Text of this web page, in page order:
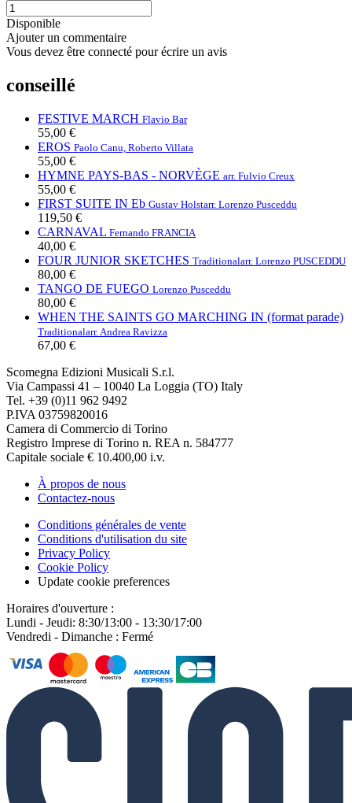
Disponible
Ajouter un commentaire
Vous devez être connecté pour écrire un avis
conseillé
FESTIVE MARCH Flavio Bar
55,00 €
EROS Paolo Canu, Roberto Villata
55,00 €
HYMNE PAYS-BAS - NORVÈGE arr. Fulvio Creux
55,00 €
FIRST SUITE IN Eb Gustav Holstarr. Lorenzo Pusceddu
119,50 €
CARNAVAL Fernando FRANCIA
40,00 €
FOUR JUNIOR SKETCHES Traditionalarr. Lorenzo PUSCEDDU
80,00 €
TANGO DE FUEGO Lorenzo Pusceddu
80,00 €
WHEN THE SAINTS GO MARCHING IN (format parade)
Traditionalarr. Andrea Ravizza
67,00 €
Scomegna Edizioni Musicali S.r.l.
Via Campassi 41 – 10040 La Loggia (TO) Italy
Tel. +39 (0)11 962 9492
P.IVA 03759820016
Camera di Commercio di Torino
Registro Imprese di Torino n. REA n. 584777
Capitale sociale € 10.400,00 i.v.
À propos de nous
Contactez-nous
Conditions générales de vente
Conditions d'utilisation du site
Privacy Policy
Cookie Policy
Update cookie preferences
Horaires d'ouverture :
Lundi - Jeudi: 8:30/13:00 - 13:30/17:00
Vendredi - Dimanche : Fermé